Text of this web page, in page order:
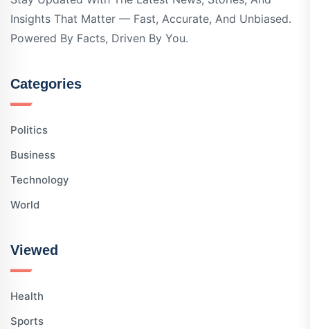
Insights That Matter — Fast, Accurate, And Unbiased.
Powered By Facts, Driven By You.
Categories
Politics
Business
Technology
World
Viewed
Health
Sports